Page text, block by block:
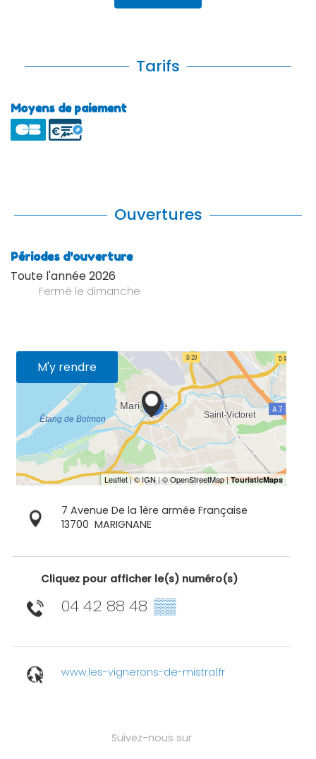
Tarifs
Moyens de paiement
Ouvertures
Périodes d'ouverture
Toute l'année 2026
Fermé le dimanche
M'y rendre
7 Avenue De la 1ère armée Française
13700 MARIGNANE
Cliquez pour afficher le(s) numéro(s)
04 42 88 48 ▒▒
www.les-vignerons-de-mistral.fr
Suivez-nous sur